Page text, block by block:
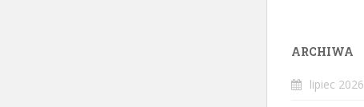
ARCHIWA
lipiec 2026